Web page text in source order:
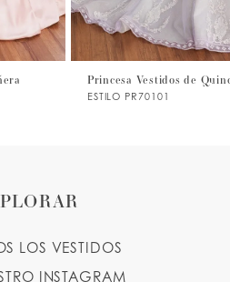
Princesa Vestidos de
ESTILO PR70101
LOS VESTIDOS
INSTAGRAM